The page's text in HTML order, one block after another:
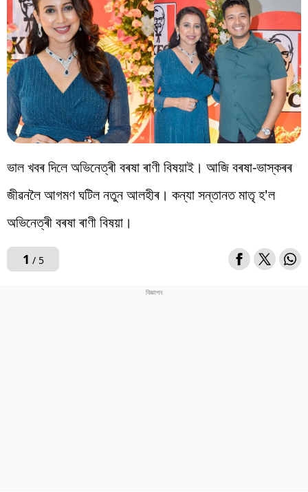
প্ৰযুক্তি
Videos
ভাল খবৰ দিলে অভিনেত্ৰী বৰষা ৰাণী বিষয়াই। আজি বৰষা-ভাস্কৰৰ
জীৱনলৈ আগমণ ঘটিল নতুন আলহীৰ। কন্যা সন্তানত মাতৃ হ'ল
অভিনেত্ৰী বৰষা ৰাণী বিষয়া।
1 / 5